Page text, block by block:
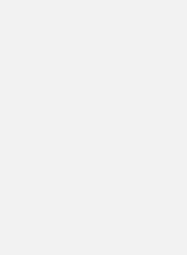
структуры
уязвимые данные.
размера приложений и
генерации отчетов об
использования
к оперативным